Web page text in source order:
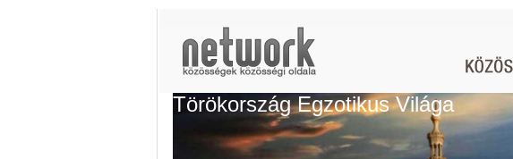
Törökország Egzotikus Világa